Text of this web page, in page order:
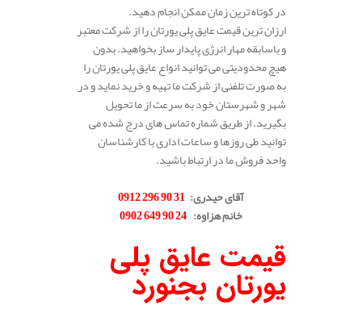
در کوتاه ترین زمان ممکن انجام دهید.
ارزان ترین قیمت عایق پلی یورتان را از شرکت معتبر
و باسابقه مهار انرژی پایدار ساز بخواهید. بدون
هیچ محدودیتی می توانید انواع عایق پلی یورتان را
به صورت تلفنی از شرکت ما تهیه و خرید نماید و در
شهر و شهرستان خود به سرعت از ما تحویل
بگیرید. از طریق شماره تماس های درج شده می
توانید طی روزها و ساعات اداری با کارشناسان
واحد فروش ما در ارتباط باشید.
آقای حیدری:
31 90 296 0912
خانم هزاوه:
24 90 649 0902
قیمت عایق پلی
یورتان بجنورد